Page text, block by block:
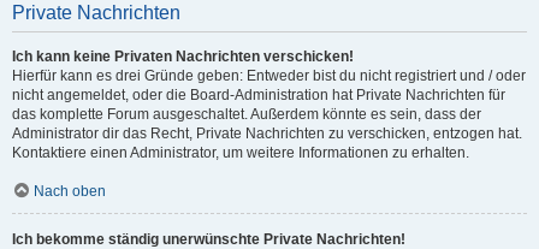
Private Nachrichten
Ich kann keine Privaten Nachrichten verschicken!
Hierfür kann es drei Gründe geben: Entweder bist du nicht registriert und / oder
nicht angemeldet, oder die Board-Administration hat Private Nachrichten für
das komplette Forum ausgeschaltet. Außerdem könnte es sein, dass der
Administrator dir das Recht, Private Nachrichten zu verschicken, entzogen hat.
Kontaktiere einen Administrator, um weitere Informationen zu erhalten.
Nach oben
Ich bekomme ständig unerwünschte Private Nachrichten!